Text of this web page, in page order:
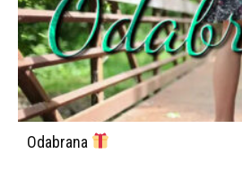
Odabrana